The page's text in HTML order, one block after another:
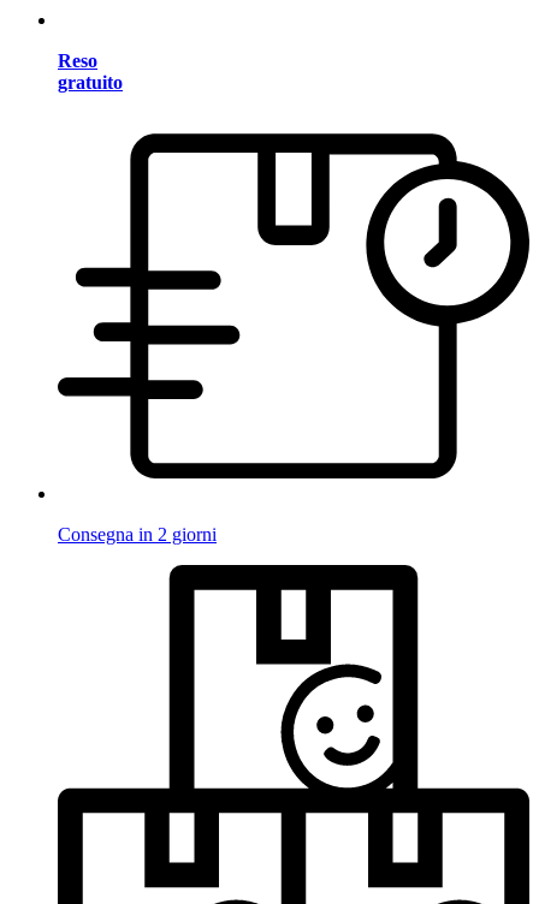
Reso
gratuito
Consegna in 2 giorni